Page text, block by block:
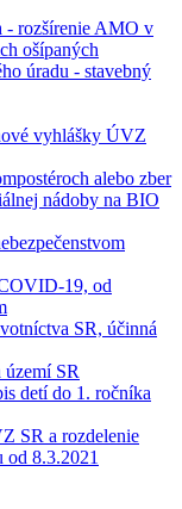
- rozšírenie AMO v
ošípaných
úradu - stavebný
vyhlášky ÚVZ
alebo zber
nádoby na BIO
19, od
SR, účinná
území SR
detí do 1. ročníka
SR a rozdelenie
8.3.2021